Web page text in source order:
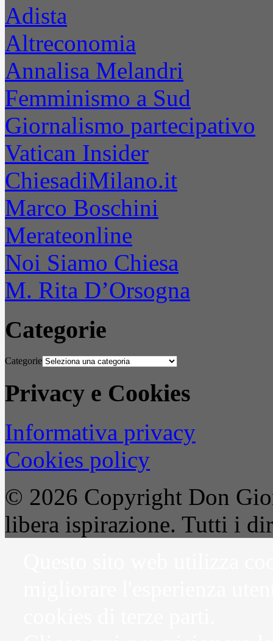
Adista
Altreconomia
Annalisa Melandri
Femminismo a Sud
Giornalismo partecipativo
Vatican Insider
ChiesadiMilano.it
Marco Boschini
Merateonline
Noi Siamo Chiesa
M. Rita D’Orsogna
Categorie
Categorie
Privacy e Cookies
Informativa privacy
Cookies policy
© 2026 Copyright Don
libera ispirazione. Tutti i